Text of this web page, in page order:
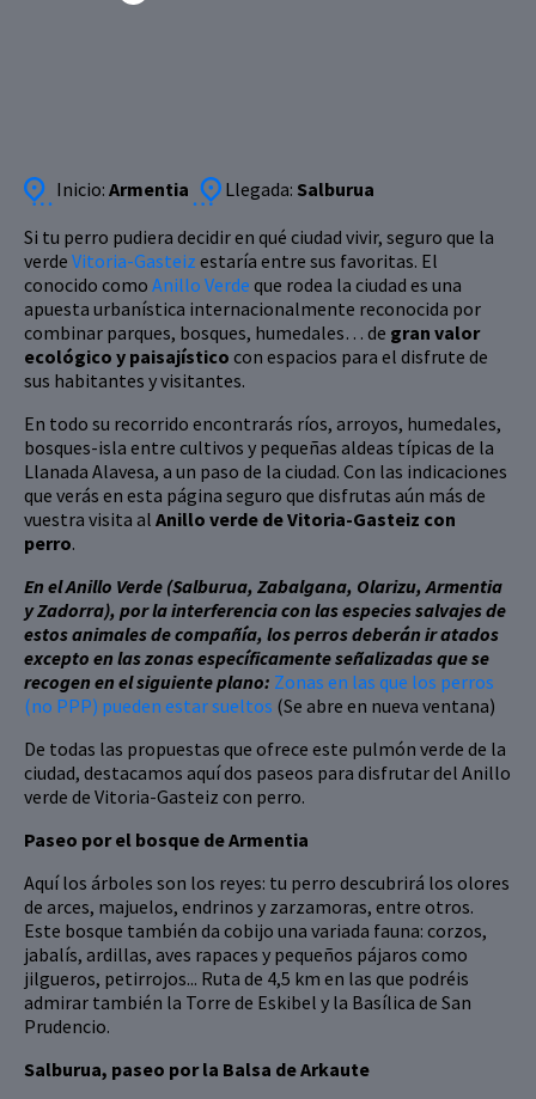
Inicio:Armentia Llegada: Salburua
Si tu perro pudiera decidir en qué ciudad vivir, seguro que la
verdeVitoria-Gasteiz estaría entre sus favoritas. El
conocido comoAnillo Verde que rodea la ciudad es una
apuesta urbanística internacionalmente reconocida por
combinar parques, bosques, humedales… de gran valor
ecológico y paisajístico con espacios para el disfrute de
sus habitantes y visitantes.
En todo su recorrido encontrarás ríos, arroyos, humedales,
bosques-isla entre cultivos y pequeñas aldeas típicas de la
Llanada Alavesa, a un paso de la ciudad. Con las indicaciones
que verás en esta página seguro que disfrutas aún más de
vuestra visita alAnillo verde de Vitoria-Gasteiz con
perro.
En el Anillo Verde (Salburua, Zabalgana, Olarizu, Armentia
y Zadorra), por la interferencia con las especies salvajes de
estos animales de compañía, los perros deberán ir atados
excepto en las zonas específicamente señalizadas que se
recogen en el siguiente plano: Zonas en las que los perros
(no PPP) pueden estar sueltos (Se abre en nueva ventana)
De todas las propuestas que ofrece este pulmón verde de la
ciudad, destacamos aquí dos paseos para disfrutar del Anillo
verde de Vitoria-Gasteiz con perro.
Paseo por el bosque de Armentia
Aquí los árboles son los reyes: tu perro descubrirá los olores
de arces, majuelos, endrinos y zarzamoras, entre otros.
Este bosque también da cobijo una variada fauna: corzos,
jabalís, ardillas, aves rapaces y pequeños pájaros como
jilgueros, petirrojos... Ruta de 4,5 km en las que podréis
admirar también la Torre de Eskibel y la Basílica de San
Prudencio.
Salburua, paseo por la Balsa de Arkaute